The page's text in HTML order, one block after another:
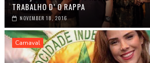
TRABALHO D’ O RAPPA
NOVEMBER 18, 2016
Carnaval